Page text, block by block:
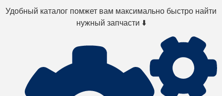
Удобный каталог помжет вам максимально быстро найти
нужный запчасти ⬇️